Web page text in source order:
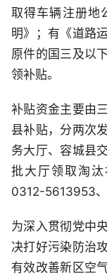
取得车辆注册地
明》；有《道路
原件的国三及以
领补贴。
补贴资金主要由
县补贴，分两次
务大厅、容城县
批大厅领取淘汰
0312-5613953
为深入贯彻党中
决打好污染防治
有效改善新区空